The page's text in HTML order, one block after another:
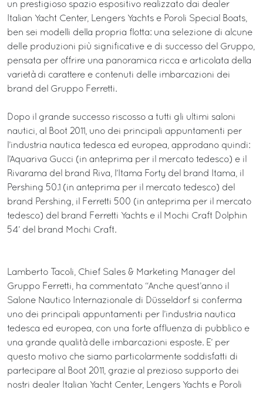
un prestigioso spazio espositivo realizzato dai dealer
Italian Yacht Center, Lengers Yachts e Poroli Special Boats,
ben sei modelli della propria flotta: una selezione di alcune
delle produzioni più significative e di successo del Gruppo,
pensata per offrire una panoramica ricca e articolata della
varietà di carattere e contenuti delle imbarcazioni dei
brand del Gruppo Ferretti.
Dopo il grande successo riscosso a tutti gli ultimi saloni
nautici, al Boot 2011, uno dei principali appuntamenti per
l’industria nautica tedesca ed europea, approdano quindi:
l’Aquariva Gucci (in anteprima per il mercato tedesco) e il
Rivarama del brand Riva, l’Itama Forty del brand Itama, il
Pershing 50.1 (in anteprima per il mercato tedesco) del
brand Pershing, il Ferretti 500 (in anteprima per il mercato
tedesco) del brand Ferretti Yachts e il Mochi Craft Dolphin
54’ del brand Mochi Craft.
Lamberto Tacoli, Chief Sales & Marketing Manager del
Gruppo Ferretti, ha commentato “Anche quest’anno il
Salone Nautico Internazionale di Düsseldorf si conferma
uno dei principali appuntamenti per l’industria nautica
tedesca ed europea, con una forte affluenza di pubblico e
una grande qualità delle imbarcazioni esposte. E’ per
questo motivo che siamo particolarmente soddisfatti di
partecipare al Boot 2011, grazie al prezioso supporto dei
nostri dealer Italian Yacht Center, Lengers Yachts e Poroli